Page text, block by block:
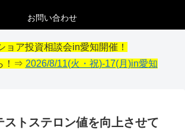
お問い合わせ
ョア投資相談会in愛知開催！
！⇒ 2026/8/11(火・祝)-17(月)in愛知
トステロン値を向上させて